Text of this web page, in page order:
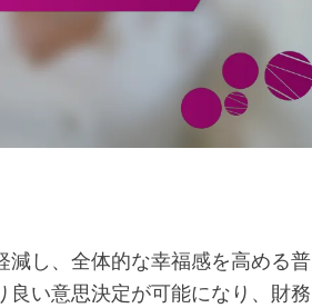
し、全体的な幸福感を高める普
い意思決定が可能になり、財務